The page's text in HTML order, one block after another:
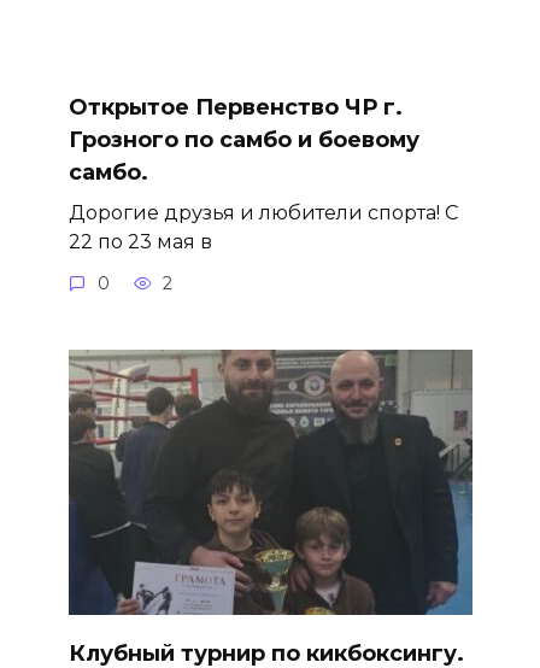
Открытое Первенство ЧР г.
Грозного по самбо и боевому
самбо.
Дорогие друзья и любители спорта! С
22 по 23 мая в
0 2
Клубный турнир по кикбоксингу.